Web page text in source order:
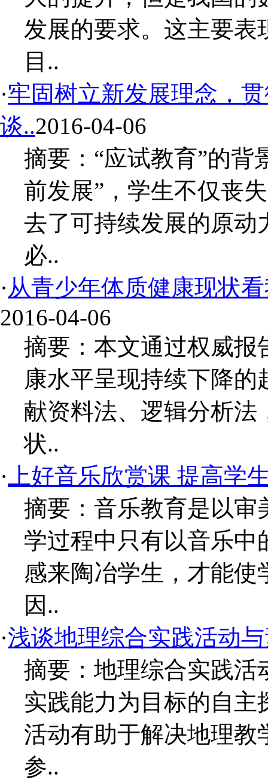
发展的要求。这主要表
目..
·牢固树立新发展理念，
谈..2016-04-06
摘要：“应试教育”的背
前发展”，学生不仅丧
去了可持续发展的原动
必..
·从青少年体质健康现状
2016-04-06
摘要：本文通过权威报
康水平呈现持续下降
献资料法、逻辑分析法
状..
· 上好音乐欣赏课 提高学
摘要：音乐教育是以审
学过程中只有以音乐中
感来陶冶学生，才能使
因..
·浅谈地理综合实践活动
摘要：地理综合实践活
实践能力为目标的自
活动有助于解决地理教
参..